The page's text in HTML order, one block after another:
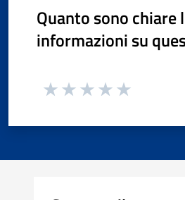
Quanto sono chiare
informazioni su